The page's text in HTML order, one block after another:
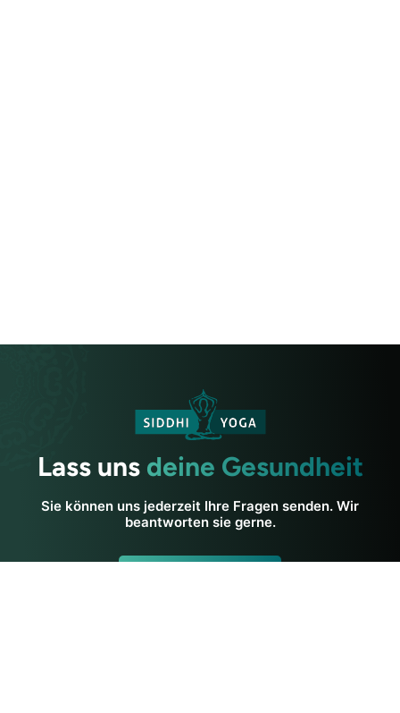
Lass uns deine Gesundheit
Sie können uns jederzeit Ihre Fragen senden. Wir
beantworten sie gerne.
Kontaktieren Sie